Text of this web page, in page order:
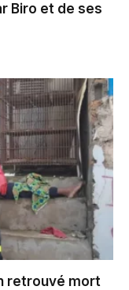
Biro et de ses
retrouvé mort